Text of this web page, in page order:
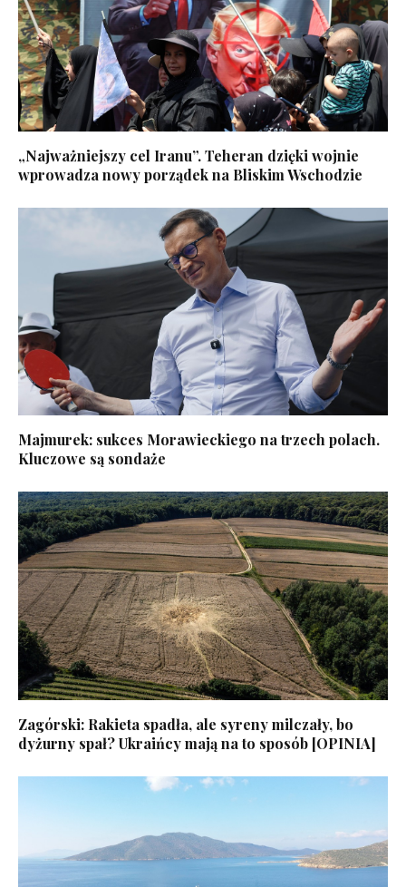
„Najważniejszy cel Iranu”. Teheran dzięki wojnie
wprowadza nowy porządek na Bliskim Wschodzie
Majmurek: sukces Morawieckiego na trzech polach.
Kluczowe są sondaże
Zagórski: Rakieta spadła, ale syreny milczały, bo
dyżurny spał? Ukraińcy mają na to sposób [OPINIA]